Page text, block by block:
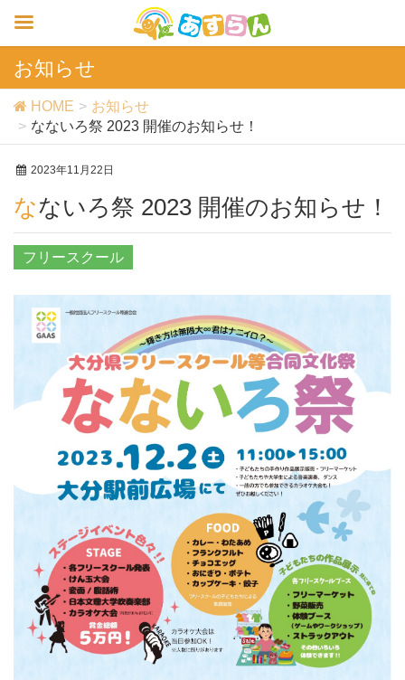
お知らせ
HOME
お知らせ
なないろ祭 2023 開催のお知らせ！
2023年11月22日
なないろ祭 2023 開催のお知らせ！
フリースクール